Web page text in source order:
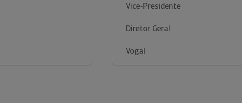
Vice-Presidente
Diretor Geral
Vogal